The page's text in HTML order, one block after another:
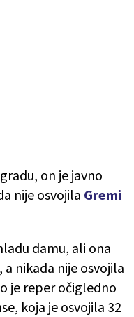
on je javno
nije osvojila Gremi
damu, ali ona
nikada nije osvojila
je reper očigledno
koja je osvojila 32